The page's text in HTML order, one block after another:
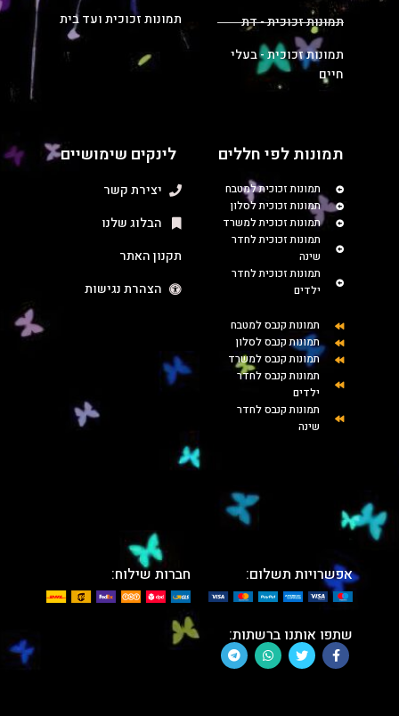
תמונות זכוכית - דת
תמונות זכוכית - בעלי
חיים
תמונות זכוכית ועד בית
תמונות לפי חללים
תמונות זכוכית למטבח
תמונות זכוכית לסלון
תמונות זכוכית למשרד
תמונות זכוכית לחדר
שינה
תמונות זכוכית לחדר
ילדים
תמונות קנבס למטבח
תמונות קנבס לסלון
תמונות קנבס למשרד
תמונות קנבס לחדר
ילדים
תמונות קנבס לחדר
שינה
לינקים שימושיים
יצירת קשר
הבלוג שלנו
תקנון האתר
הצהרת נגישות
אפשרויות תשלום: חברות שילוח:
שתפו אותנו ברשתות: